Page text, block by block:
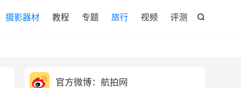

摄影器材 教程 专题 旅行 视频 评测
官方微博：航拍网